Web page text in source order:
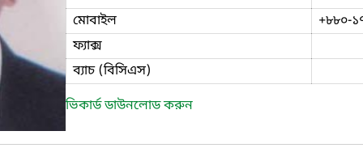
মোবাইল
+৮৮০-
ফ্যাক্স
ব্যাচ (বিসিএস)
ভিকার্ড ডাউনলোড করুন